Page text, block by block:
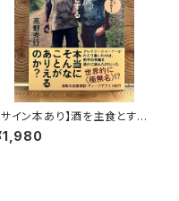
サイン本あり】酒を主食とする
々 エチオピアの科学的秘境
旅する